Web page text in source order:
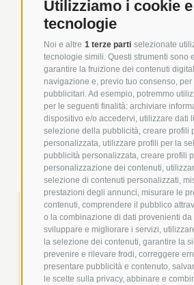
Utilizziamo i cookie
tecnologie
Noi e altre 1 terze parti selezionate
tecnologie simili. Questi strumenti sono
garantire la fruizione dei contenuti
navigazione e, previo tuo consenso, per
pubblicitari. Ad esempio, potremmo
per le seguenti finalità: archiviare
dispositivo e/o accedervi, utilizzare dati
selezione della pubblicità, creare profili
personalizzata, utilizzare profili per la
pubblicità personalizzata, creare profili
personalizzazione dei contenuti,
selezione di contenuti personalizzati,
prestazioni degli annunci, misurare le
contenuti, comprendere il pubblico
o la combinazione di dati provenienti da
sviluppare e migliorare i servizi,
la selezione dei contenuti, garantire la
prevenire e rilevare frodi, correggere
presentare pubblicità e contenuto,
le scelte sulla privacy, abbinare e
+